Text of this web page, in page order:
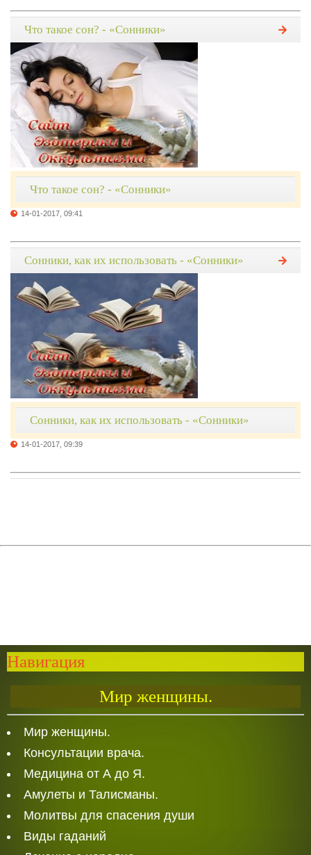
Что такое сон? - «Сонники»
Что такое сон? - «Сонники»
14-01-2017, 09:41
Сонники, как их использовать - «Сонники»
Сонники, как их использовать - «Сонники»
14-01-2017, 09:39
Навигация
Мир женщины.
Мир женщины.
Консультации врача.
Медицина от А до Я.
Амулеты и Талисманы.
Молитвы для спасения души
Виды гаданий